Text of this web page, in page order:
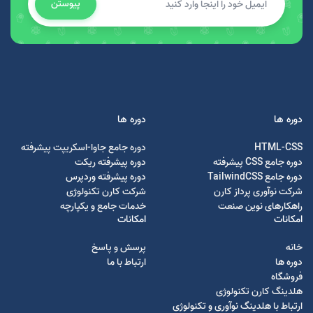
پیوستن
دوره ها
HTML-CSS
دوره جامع CSS پیشرفته
دوره جامع TailwindCSS
شرکت نوآوری پرداز کارن
راهکارهای نوین صنعت
دوره ها
دوره جامع جاوا-اسکریپت پیشرفته
دوره پیشرفته ریکت
دوره پیشرفته وردپرس
شرکت کارن تکنولوژی
خدمات جامع و یکپارچه
امکانات
خانه
دوره ها
فروشگاه
هلدینگ کارن تکنولوژی
ارتباط با هلدینگ نوآوری و تکنولوژی
امکانات
پرسش و پاسخ
ارتباط با ما